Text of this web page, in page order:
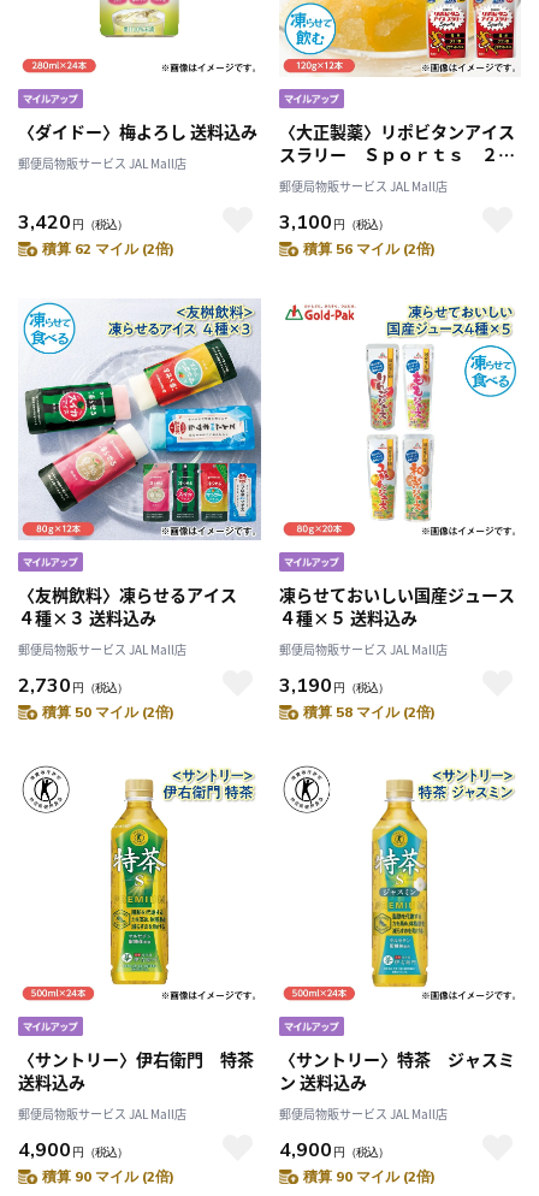
〈ダイドー〉梅よろし 送料込み
郵便局物販サービス JAL Mall店
3,420 円 （税込）
積算 62 マイル (2倍)
〈大正製薬〉リポビタンアイス
スラリー Ｓｐｏｒｔｓ ２種
送料込み
郵便局物販サービス JAL Mall店
3,100 円 （税込）
積算 56 マイル (2倍)
〈友桝飲料〉凍らせるアイス
４種×３ 送料込み
郵便局物販サービス JAL Mall店
2,730 円 （税込）
積算 50 マイル (2倍)
凍らせておいしい国産ジュース
４種×５ 送料込み
郵便局物販サービス JAL Mall店
3,190 円 （税込）
積算 58 マイル (2倍)
〈サントリー〉伊右衛門 特茶
送料込み
郵便局物販サービス JAL Mall店
4,900 円 （税込）
積算 90 マイル (2倍)
〈サントリー〉特茶 ジャスミ
ン 送料込み
郵便局物販サービス JAL Mall店
4,900 円 （税込）
積算 90 マイル (2倍)